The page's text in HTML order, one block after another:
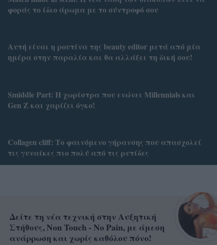
φοράς το ίδιο άρωμα με το σύντροφό σου
Αυτή είναι η ρουτίνα της beauty editor μετά από μία
ημέρα στην παραλία και θα αλλάξει τη δική σου!
Smiddle Part: Η χωρίστρα που ενώνει Millennials και
Gen Z και χαρίζει όγκο!
Collagen cliff: Το φαινόμενο γήρανσης που απασχολεί
τις γυναίκες πιο πολύ από τις ρυτίδες
Δείτε τη νέα τεχνική στην Αυξητική
Στήθους, Non Touch - No Pain, με άμεση
ανάρρωση και χωρίς καθόλου πόνο!